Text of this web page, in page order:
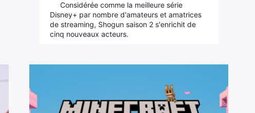
Considérée comme la meilleure série
Disney+ par nombre d'amateurs et amatrices
de streaming, Shogun saison 2 s'enrichit de
cinq nouveaux acteurs.